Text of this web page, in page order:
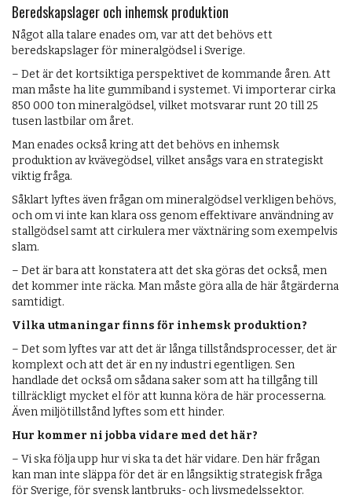
Beredskapslager och inhemsk produktion
Något alla talare enades om, var att det behövs ett
beredskapslager för mineralgödsel i Sverige.
– Det är det kortsiktiga perspektivet de kommande åren. Att
man måste ha lite gummiband i systemet. Vi importerar cirka
850 000 ton mineralgödsel, vilket motsvarar runt 20 till 25
tusen lastbilar om året.
Man enades också kring att det behövs en inhemsk
produktion av kvävegödsel, vilket ansågs vara en strategiskt
viktig fråga.
Såklart lyftes även frågan om mineralgödsel verkligen behövs,
och om vi inte kan klara oss genom effektivare användning av
stallgödsel samt att cirkulera mer växtnäring som exempelvis
slam.
– Det är bara att konstatera att det ska göras det också, men
det kommer inte räcka. Man måste göra alla de här åtgärderna
samtidigt.
Vilka utmaningar finns för inhemsk produktion?
– Det som lyftes var att det är långa tillståndsprocesser, det är
komplext och att det är en ny industri egentligen. Sen
handlade det också om sådana saker som att ha tillgång till
tillräckligt mycket el för att kunna köra de här processerna.
Även miljötillstånd lyftes som ett hinder.
Hur kommer ni jobba vidare med det här?
– Vi ska följa upp hur vi ska ta det här vidare. Den här frågan
kan man inte släppa för det är en långsiktig strategisk fråga
för Sverige, för svensk lantbruks- och livsmedelssektor.